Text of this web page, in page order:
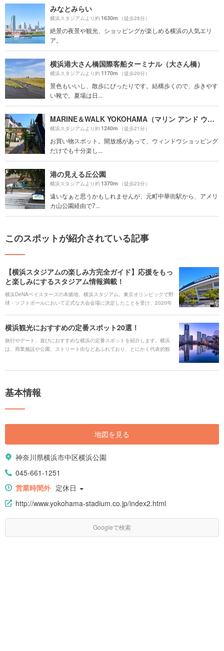
みなとみらい
横浜スタジアムより約1630m （徒歩28分）
絶景の夜景や観光、ショッピングが楽しめる横浜の人気エリ
ア。
横浜港大さん橋国際客船ターミナル（大さん橋）
横浜スタジアムより約1170m （徒歩20分）
景色もいいし、散歩にぴったりです。結構歩くので、歩きやす
い靴で。夏場は日...
MARINE＆WALK YOKOHAMA（マリン アンド ウォーク ヨコハマ）
横浜スタジアムより約1240m （徒歩21分）
お買い物スポット。開放感があって、ウィンドウショッピング
だけでも十分楽し...
港の見える丘公園
横浜スタジアムより約1370m （徒歩23分）
遠いなぁと思うかもしれませんが、元町中華街駅から、アメリ
カ山公園経由で7...
このスポットが紹介されている記事
【横浜スタジアムの楽しみ方完全ガイド】応援をもっ
と楽しみにするスタジアム情報満載！
横浜DeNAベイスターズの本拠地、横浜スタジアム。東京オリンピックで野
球・ソフトボールにおいて正式な大会会場に決定したことを受け、2020年
横浜観光におすすめの定番スポット20選！
旅行やデート、遊びにおすすめな横浜の定番スポットを紹介します。横浜
は、商業施設や公園、ストリート街などあふれており、とにかく代表的観
館、ショッピングモールで休日を満喫するのもありで、楽しみ方がいっぱ
しょう。
基本情報
地図を見る
神奈川県横浜市中区横浜公園
045-661-1251
営業時間外 定休日
http://www.yokohama-stadium.co.jp/index2.html
Googleで検索